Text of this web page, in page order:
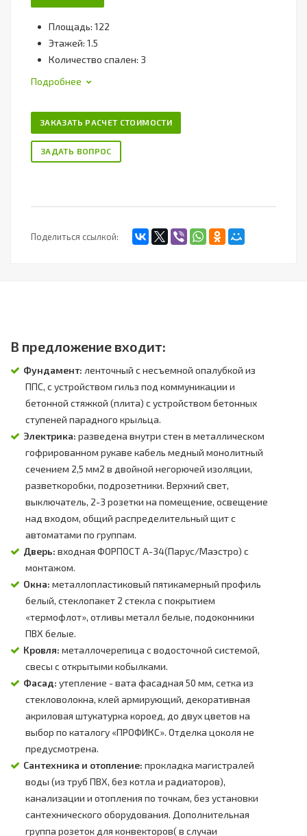
Площадь: 122
Этажей: 1.5
Количество спален: 3
Подробнее
ЗАКАЗАТЬ РАСЧЕТ СТОИМОСТИ
ЗАДАТЬ ВОПРОС
Поделиться ссылкой:
В предложение входит:
Фундамент: ленточный с несъемной опалубкой из
ППС, с устройством гильз под коммуникации и
бетонной стяжкой (плита) с устройством бетонных
ступеней парадного крыльца.
Электрика: разведена внутри стен в металлическом
гофрированном рукаве кабель медный монолитный
сечением 2,5 мм2 в двойной негорючей изоляции,
разветкоробки, подрозетники. Верхний свет,
выключатель, 2-3 розетки на помещение, освещение
над входом, общий распределительный щит с
автоматами по группам.
Дверь: входная ФОРПОСТ А-34(Парус/Маэстро) с
монтажом.
Окна: металлопластиковый пятикамерный профиль
белый, стеклопакет 2 стекла с покрытием
«термофлот», отливы металл белые, подоконники
ПВХ белые.
Кровля: металлочерепица с водосточной системой,
свесы с открытыми кобылками.
Фасад: утепление - вата фасадная 50 мм, сетка из
стекловолокна, клей армирующий, декоративная
акриловая штукатурка короед, до двух цветов на
выбор по каталогу «ПРОФИКС». Отделка цоколя не
предусмотрена.
Сантехника и отопление: прокладка магистралей
воды (из труб ПВХ, без котла и радиаторов),
канализации и отопления по точкам, без установки
сантехнического оборудования. Дополнительная
группа розеток для конвекторов( в случаи